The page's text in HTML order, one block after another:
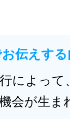
伝えす
によって
会が生ま